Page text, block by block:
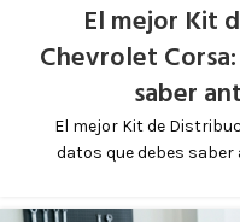
El mejor Kit
Chevrolet
saber
El mejor Kit de
datos que debes